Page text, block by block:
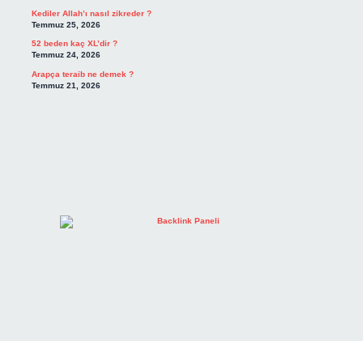
Kediler Allah’ı nasıl zikreder ?
Temmuz 25, 2026
52 beden kaç XL’dir ?
Temmuz 24, 2026
Arapça teraib ne demek ?
Temmuz 21, 2026